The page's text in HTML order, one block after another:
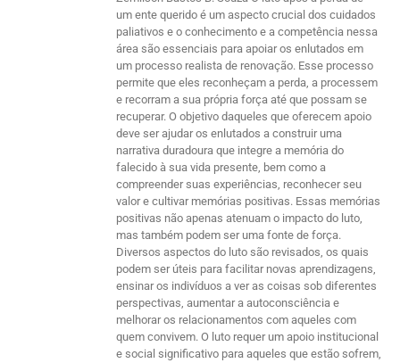
um ente querido é um aspecto crucial dos cuidados
paliativos e o conhecimento e a competência nessa
área são essenciais para apoiar os enlutados em
um processo realista de renovação. Esse processo
permite que eles reconheçam a perda, a processem
e recorram a sua própria força até que possam se
recuperar. O objetivo daqueles que oferecem apoio
deve ser ajudar os enlutados a construir uma
narrativa duradoura que integre a memória do
falecido à sua vida presente, bem como a
compreender suas experiências, reconhecer seu
valor e cultivar memórias positivas. Essas memórias
positivas não apenas atenuam o impacto do luto,
mas também podem ser uma fonte de força.
Diversos aspectos do luto são revisados, os quais
podem ser úteis para facilitar novas aprendizagens,
ensinar os indivíduos a ver as coisas sob diferentes
perspectivas, aumentar a autoconsciência e
melhorar os relacionamentos com aqueles com
quem convivem. O luto requer um apoio institucional
e social significativo para aqueles que estão sofrem,